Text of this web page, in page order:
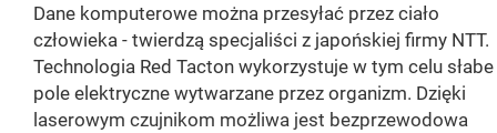
Dane komputerowe można przesyłać przez ciało
człowieka - twierdzą specjaliści z japońskiej firmy NTT.
Technologia Red Tacton wykorzystuje w tym celu słabe
pole elektryczne wytwarzane przez organizm. Dzięki
laserowym czujnikom możliwa jest bezprzewodowa